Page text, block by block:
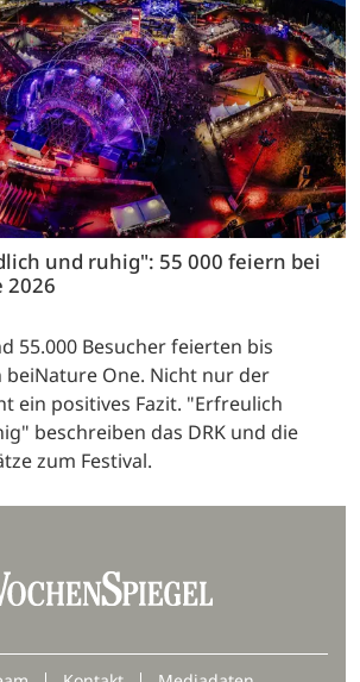
und ruhig": 55 000 feiern bei
2026
55.000 Besucher feierten bis
One. Nicht nur der
ein positives Fazit. "Erfreulich
beschreiben das DRK und die
zum Festival.